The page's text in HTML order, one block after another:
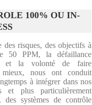
100% OU IN-
des risques, des objectifs à
50 PPM, la défaillance
et la volonté de faire
mieux, nous ont conduit
à intégrer dans nos
et plus particulièrement
des systèmes de contrôle